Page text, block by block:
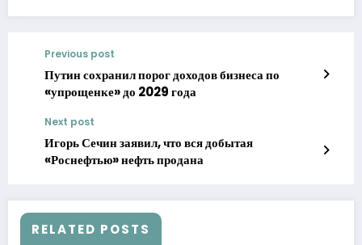
Previous post
Путин сохранил порог доходов бизнеса по
«упрощенке» до 2029 года
Next post
Игорь Сечин заявил, что вся добытая
«Роснефтью» нефть продана
RELATED POSTS